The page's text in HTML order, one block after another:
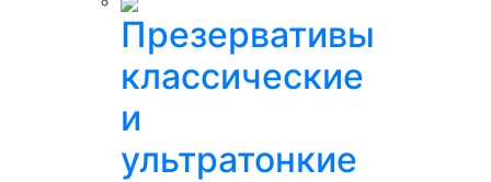
Презервативы
классические
и
ультратонкие